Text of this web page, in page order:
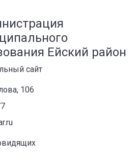
Ейский район
сайт
106